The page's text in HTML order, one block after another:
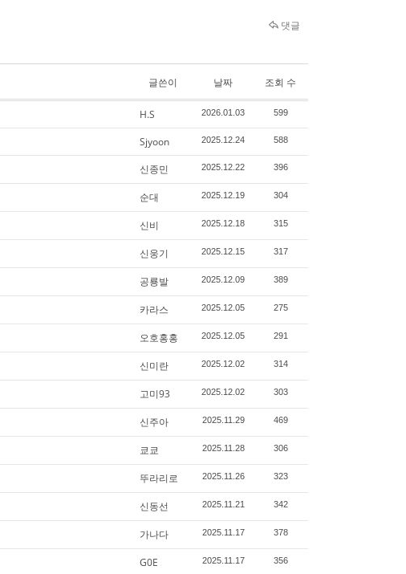
댓글
글쓴이 날짜 조회 수
H.S 2026.01.03 599
Sjyoon 2025.12.24 588
신종민 2025.12.22 396
순대 2025.12.19 304
신비 2025.12.18 315
신웅기 2025.12.15 317
공룡발 2025.12.09 389
카라스 2025.12.05 275
오호홍홍 2025.12.05 291
신미란 2025.12.02 314
고미93 2025.12.02 303
신주아 2025.11.29 469
쿄쿄 2025.11.28 306
뚜라리로 2025.11.26 323
신동선 2025.11.21 342
가나다 2025.11.17 378
G0E 2025.11.17 356